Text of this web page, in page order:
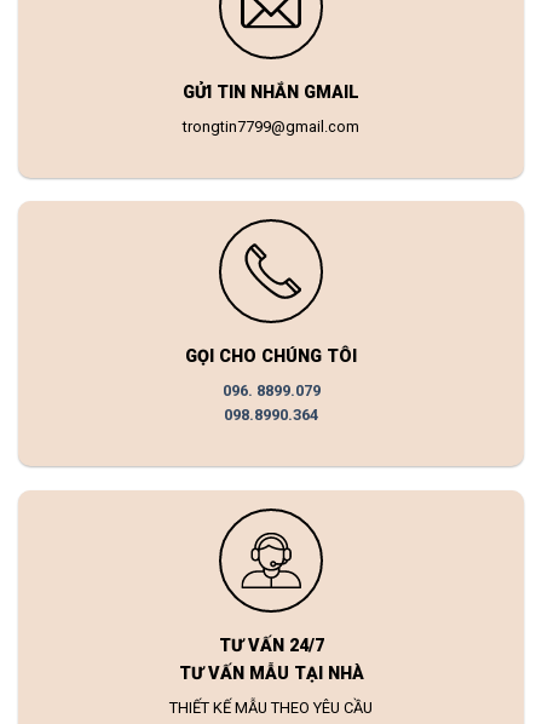
GỬI TIN NHẮN GMAIL
trongtin7799@gmail.com
GỌI CHO CHÚNG TÔI
096. 8899.079
098.8990.364
TƯ VẤN 24/7
TƯ VẤN MẪU TẠI NHÀ
THIẾT KẾ MẪU THEO YÊU CẦU